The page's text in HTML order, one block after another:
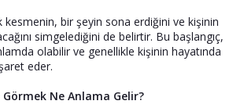
kesmenin, bir şeyin sona erdiğini ve kişinin
simgelediğini de belirtir. Bu başlangıç,
olabilir ve genellikle kişinin hayatında
eder.
Ne Anlama Gelir?